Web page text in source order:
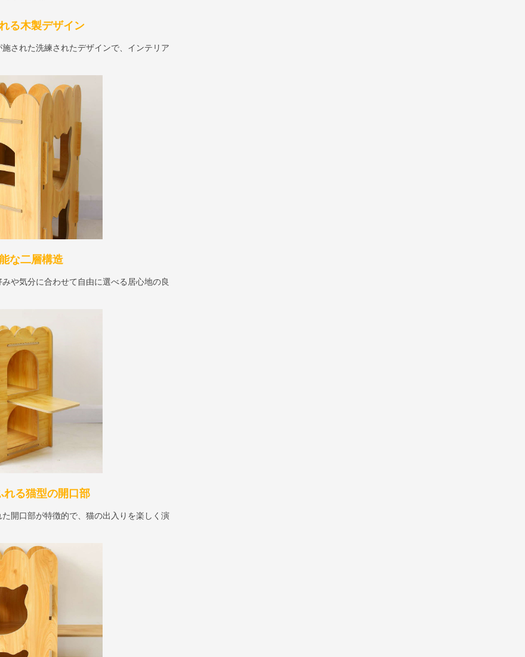
る木製デザイン
された洗練されたデザインで、インテリア
な二層構造
や気分に合わせて自由に選べる居心地の良
れる猫型の開口部
開口部が特徴的で、猫の出入りを楽しく演